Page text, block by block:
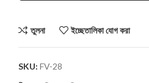
তুলনা ইচ্ছেতালিকা যোগ করা
SKU: FV-28